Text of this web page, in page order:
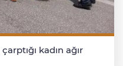
kadın ağır